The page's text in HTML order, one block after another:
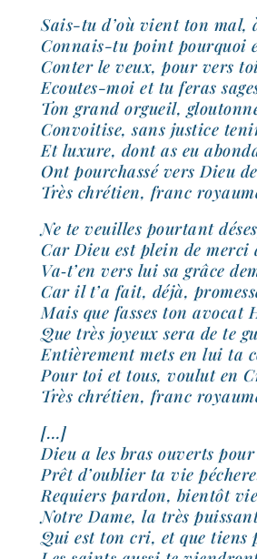
Sais-​tu d’où vient ton
Connais-​tu point pour­quoi
Conter le veux, pour vers
Ecoutes-​moi et tu feras
Ton grand orgueil,
Convoitise, sans jus­tice
Et luxure, dont as eu
Ont pour­chas­sé vers Dieu
Très chré­tien, franc
Ne te veuilles pour­tant
Car Dieu est plein de mer­ci
Va‑t’en vers lui sa grâce
Car il t’a fait, déjà,
Mais que fasses ton avo­cat
Que très joyeux sera de te
Entièrement mets en lui ta
Pour toi et tous, vou­lut en
Très chré­tien, franc
[…]
Dieu a les bras ouverts pour
Prêt d’ou­blier ta vie
Requiers par­don, bien­tôt
Notre Dame, la très
Qui est ton cri, et que tiens